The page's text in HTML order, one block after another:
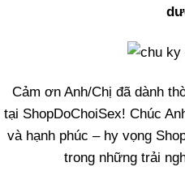
Cảm ơn Anh/Chị đã dành
tại ShopDoChoiSex! Chúc
và hạnh phúc – hy vọng
trong những trải